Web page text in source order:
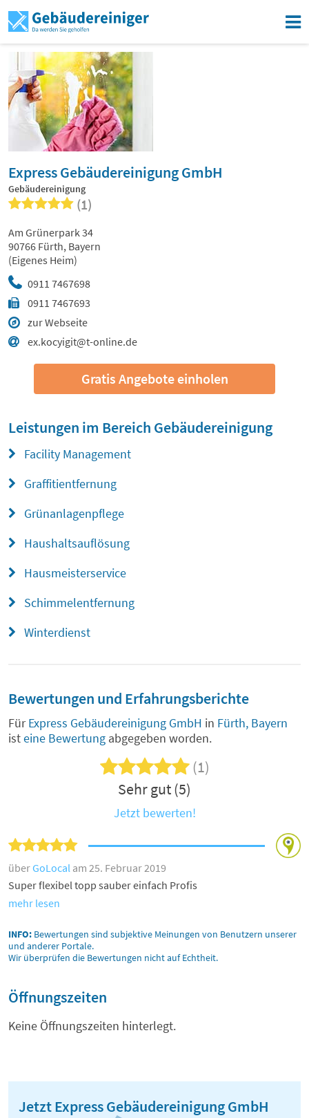
Express Gebäudereinigung GmbH
Gebäudereinigung
(1)
0911 7467698
0911 7467693
zur Webseite
ex.kocyigit@t-online.de
Am Grünerpark 34
90766 Fürth, Bayern
(Eigenes Heim)
Gratis Angebote einholen
Leistungen im Bereich Gebäudereinigung
Facility Management
Graffitientfernung
Grünanlagenpflege
Haushaltsauflösung
Hausmeisterservice
Schimmelentfernung
Winterdienst
Bewertungen und Erfahrungsberichte
FürExpress Gebäudereinigung GmbH in Fürth, Bayern
isteine Bewertung abgegeben worden.
(1)
Sehr gut (5)
Jetzt bewerten!
überGoLocal am 25. Februar 2019
Super flexibel topp sauber einfach Profis
mehr lesen
INFO: Bewertungen sind subjektive Meinungen von Benutzern unserer
und anderer Portale.
Wir überprüfen die Bewertungen nicht auf Echtheit.
Öffnungszeiten
Keine Öffnungszeiten hinterlegt.
Jetzt Express Gebäudereinigung GmbH